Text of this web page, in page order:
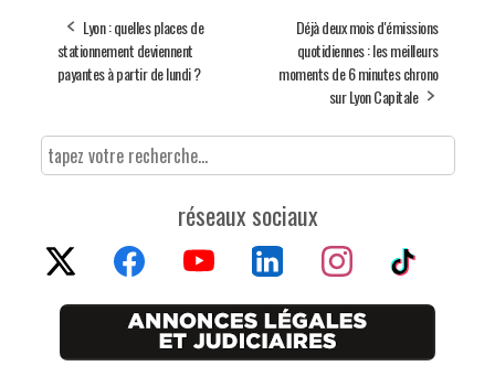
Lyon : quelles places de
stationnement deviennent
payantes à partir de lundi ?
Déjà deux mois d'émissions
quotidiennes : les meilleurs
moments de 6 minutes chrono
sur Lyon Capitale
réseaux sociaux